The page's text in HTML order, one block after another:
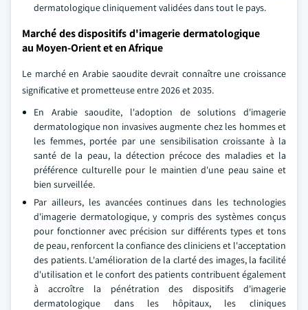
dermatologique cliniquement validées dans tout le pays.
Marché des dispositifs d'imagerie dermatologique
au Moyen-Orient et en Afrique
Le marché en Arabie saoudite devrait connaître une croissance
significative et prometteuse entre 2026 et 2035.
En Arabie saoudite, l'adoption de solutions d'imagerie
dermatologique non invasives augmente chez les hommes et
les femmes, portée par une sensibilisation croissante à la
santé de la peau, la détection précoce des maladies et la
préférence culturelle pour le maintien d'une peau saine et
bien surveillée.
Par ailleurs, les avancées continues dans les technologies
d'imagerie dermatologique, y compris des systèmes conçus
pour fonctionner avec précision sur différents types et tons
de peau, renforcent la confiance des cliniciens et l'acceptation
des patients. L'amélioration de la clarté des images, la facilité
d'utilisation et le confort des patients contribuent également
à accroître la pénétration des dispositifs d'imagerie
dermatologique dans les hôpitaux, les cliniques